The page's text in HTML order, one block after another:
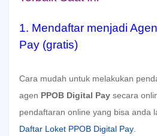
1. Mendaftar menjadi
Pay (gratis)
Cara mudah untuk melakukan
agen PPOB Digital Pay secara
pendaftaran online yang bisa anda
Daftar Loket PPOB Digital Pay